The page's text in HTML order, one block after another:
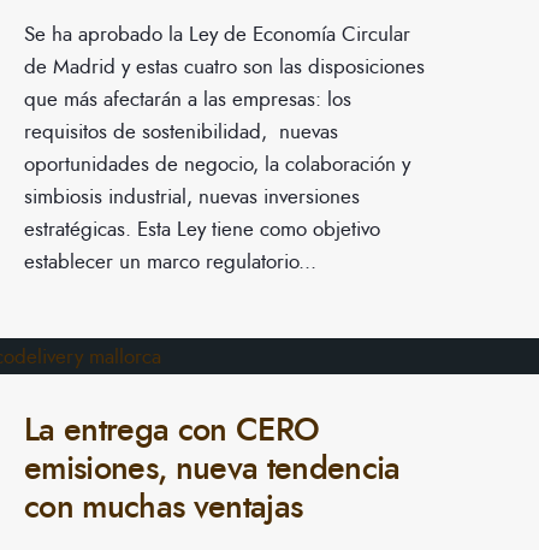
Se ha aprobado la Ley de Economía Circular
de Madrid y estas cuatro son las disposiciones
que más afectarán a las empresas: los
requisitos de sostenibilidad, nuevas
oportunidades de negocio, la colaboración y
simbiosis industrial, nuevas inversiones
estratégicas. Esta Ley tiene como objetivo
establecer un marco regulatorio...
La entrega con CERO
emisiones, nueva tendencia
con muchas ventajas